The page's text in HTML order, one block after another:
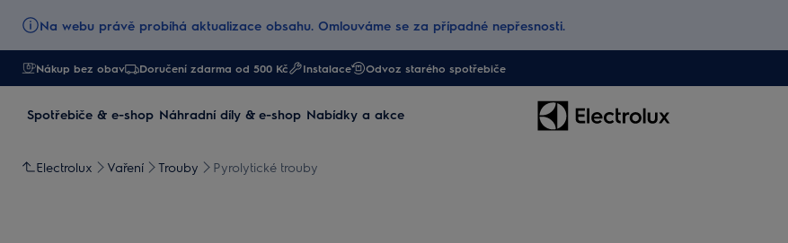
Na webu právě probíhá aktualizace obsahu. Omlouváme se za případné nepřesnosti.
Nákup bez obav Doručení zdarma od 500 Kč Instalace Odvoz starého spotřebiče
Spotřebiče & e-shop Náhradní díly & e-shop Nabídky a akce
Electrolux Vaření Trouby Pyrolytické trouby